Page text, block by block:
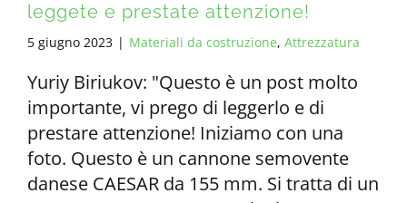
leggete e prestate attenzione!
5 giugno 2023 | Materiali da costruzione, Attrezzatura
Yuriy Biriukov: "Questo è un post molto
importante, vi prego di leggerlo e di
prestare attenzione! Iniziamo con una
foto. Questo è un cannone semovente
danese CAESAR da 155 mm. Si tratta di un